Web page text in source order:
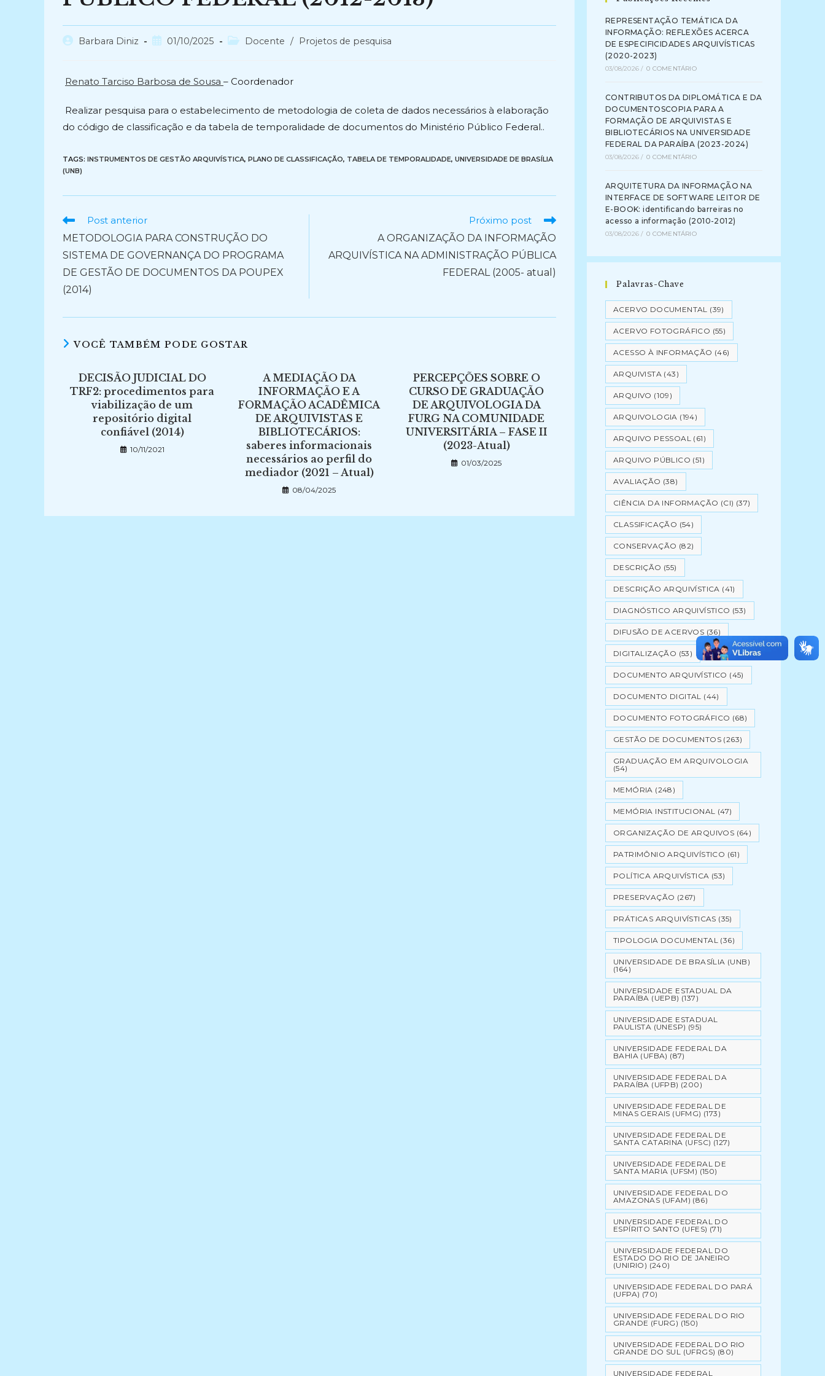
AutorBarbara Diniz
Post01/10/2025
Categoria
Docente / Projetos de pesquisa
Renato Tarciso Barbosa de Sousa – Coordenador
Realizar pesquisa para o estabelecimento de metodologia de coleta de dados necessários à elaboração
do código de classificação e da tabela de temporalidade de documentos do Ministério Público Federal..
TAGS: INSTRUMENTOS DE GESTÃO ARQUIVÍSTICA, PLANO DE CLASSIFICAÇÃO, TABELA DE TEMPORALIDADE, UNIVERSIDADE DE BRASÍLIA
(UNB)
Ler
artigos
Post anterior
METODOLOGIA PARA CONSTRUÇÃO DO
SISTEMA DE GOVERNANÇA DO PROGRAMA
DE GESTÃO DE DOCUMENTOS DA POUPEX
(2014)
Próximo post
A ORGANIZAÇÃO DA INFORMAÇÃO
ARQUIVÍSTICA NA ADMINISTRAÇÃO PÚBLICA
FEDERAL (2005- atual)
VOCÊ TAMBÉM PODE GOSTAR
DECISÃO JUDICIAL DO
TRF2: procedimentos para
viabilização de um
repositório digital
confiável (2014)
10/11/2021
A MEDIAÇÃO DA
INFORMAÇÃO E A
FORMAÇÃO ACADÊMICA
DE ARQUIVISTAS E
BIBLIOTECÁRIOS:
saberes informacionais
necessários ao perfil do
mediador (2021 – Atual)
08/04/2025
PERCEPÇÕES SOBRE O
CURSO DE GRADUAÇÃO
DE ARQUIVOLOGIA DA
FURG NA COMUNIDADE
UNIVERSITÁRIA – FASE II
(2023-Atual)
01/03/2025
REPRESENTAÇÃO TEMÁTICA DA
INFORMAÇÃO: REFLEXÕES ACERCA
DE ESPECIFICIDADES ARQUIVÍSTICAS
(2020-2023)
03/08/2026 / 0 COMENTÁRIO
CONTRIBUTOS DA DIPLOMÁTICA E DA
DOCUMENTOSCOPIA PARA A
FORMAÇÃO DE ARQUIVISTAS E
BIBLIOTECÁRIOS NA UNIVERSIDADE
FEDERAL DA PARAÍBA (2023-2024)
03/08/2026 / 0 COMENTÁRIO
ARQUITETURA DA INFORMAÇÃO NA
INTERFACE DE SOFTWARE LEITOR DE
E-BOOK: identificando barreiras no
acesso a informação (2010-2012)
03/08/2026 / 0 COMENTÁRIO
Palavras-Chave
ACERVO DOCUMENTAL (39)
ACERVO FOTOGRÁFICO (55)
ACESSO À INFORMAÇÃO (46)
ARQUIVISTA (43)
ARQUIVO (109)
ARQUIVOLOGIA (194)
ARQUIVO PESSOAL (61)
ARQUIVO PÚBLICO (51)
AVALIAÇÃO (38)
CIÊNCIA DA INFORMAÇÃO (CI) (37)
CLASSIFICAÇÃO (54)
CONSERVAÇÃO (82)
DESCRIÇÃO (55)
DESCRIÇÃO ARQUIVÍSTICA (41)
DIAGNÓSTICO ARQUIVÍSTICO (53)
DIFUSÃO DE ACERVOS (36)
DIGITALIZAÇÃO (53)
DOCUMENTO ARQUIVÍSTICO (45)
DOCUMENTO DIGITAL (44)
DOCUMENTO FOTOGRÁFICO (68)
GESTÃO DE DOCUMENTOS (263)
GRADUAÇÃO EM ARQUIVOLOGIA
(54)
MEMÓRIA (248)
MEMÓRIA INSTITUCIONAL (47)
ORGANIZAÇÃO DE ARQUIVOS (64)
PATRIMÔNIO ARQUIVÍSTICO (61)
POLÍTICA ARQUIVÍSTICA (53)
PRESERVAÇÃO (267)
PRÁTICAS ARQUIVÍSTICAS (35)
TIPOLOGIA DOCUMENTAL (36)
UNIVERSIDADE DE BRASÍLIA (UNB)
(164)
UNIVERSIDADE ESTADUAL DA
PARAÍBA (UEPB) (137)
UNIVERSIDADE ESTADUAL
PAULISTA (UNESP) (95)
UNIVERSIDADE FEDERAL DA
BAHIA (UFBA) (87)
UNIVERSIDADE FEDERAL DA
PARAÍBA (UFPB) (200)
UNIVERSIDADE FEDERAL DE
MINAS GERAIS (UFMG) (173)
UNIVERSIDADE FEDERAL DE
SANTA CATARINA (UFSC) (127)
UNIVERSIDADE FEDERAL DE
SANTA MARIA (UFSM) (150)
UNIVERSIDADE FEDERAL DO
AMAZONAS (UFAM) (86)
UNIVERSIDADE FEDERAL DO
ESPÍRITO SANTO (UFES) (71)
UNIVERSIDADE FEDERAL DO
ESTADO DO RIO DE JANEIRO
(UNIRIO) (240)
UNIVERSIDADE FEDERAL DO PARÁ
(UFPA) (70)
UNIVERSIDADE FEDERAL DO RIO
GRANDE (FURG) (150)
UNIVERSIDADE FEDERAL DO RIO
GRANDE DO SUL (UFRGS) (80)
UNIVERSIDADE FEDERAL